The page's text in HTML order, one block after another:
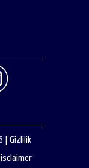
Gizlilik